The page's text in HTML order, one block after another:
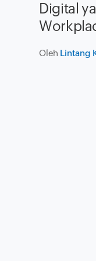
Digital
Oleh Lintang